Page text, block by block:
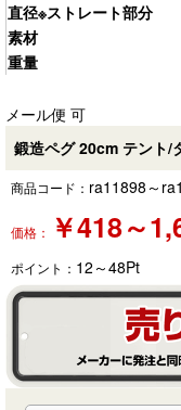
直径※ストレート部分
素材
重量
メール便 可
鍛造ペグ 20cm テント/
商品コード： ra11898～
価格： ￥418～
ポイント： 12～48Pt